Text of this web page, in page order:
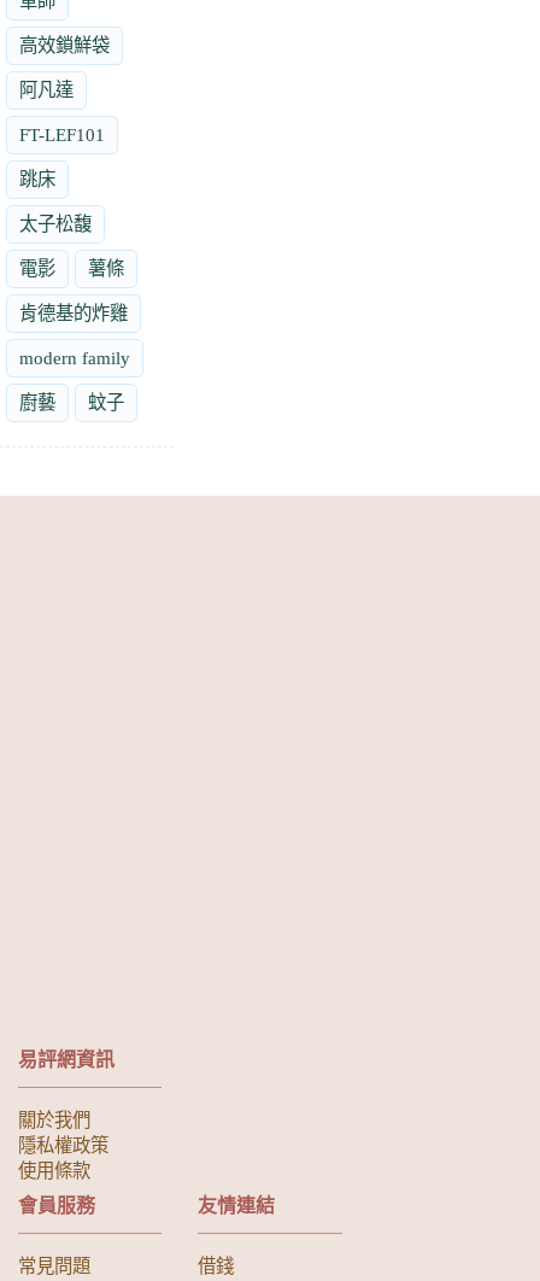
高效鎖鮮袋
阿凡達
FT-LEF101
跳床
太子松馥
電影 薯條
肯德基的炸雞
modern family
廚藝 蚊子
易評網資訊
關於我們
隱私權政策
使用條款
會員服務
常見問題
友情連結
借錢